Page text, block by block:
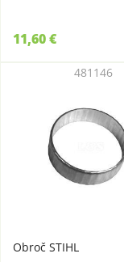
11,60 €
Obroč STIHL
481146